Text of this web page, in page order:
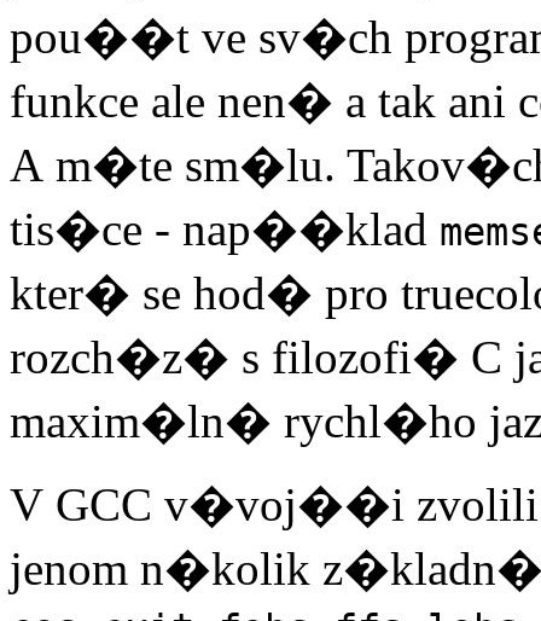
pou��t ve sv�ch
funkce ale nen� a tak
A m�te sm�lu.
tis�ce - nap��klad
kter� se hod� pro
rozch�z� s filozofi� C
maxim�ln� rychl�ho
V GCC v�voj��i zvolili
jenom n�kolik